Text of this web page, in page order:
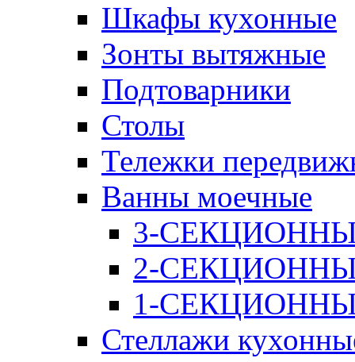
Шкафы кухонные
Зонты вытяжные
Подтоварники
Столы
Тележки
Ванны моечные
3-
2-
1-
Стеллажи